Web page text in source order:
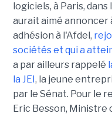
logiciels, à Paris,
aurait aimé annoncer
adhésion à l'Afdel,
sociétés et qui a
a par ailleurs rappelé
la JEI , la jeune
par le Sénat. Pour le
Eric Besson, Ministre